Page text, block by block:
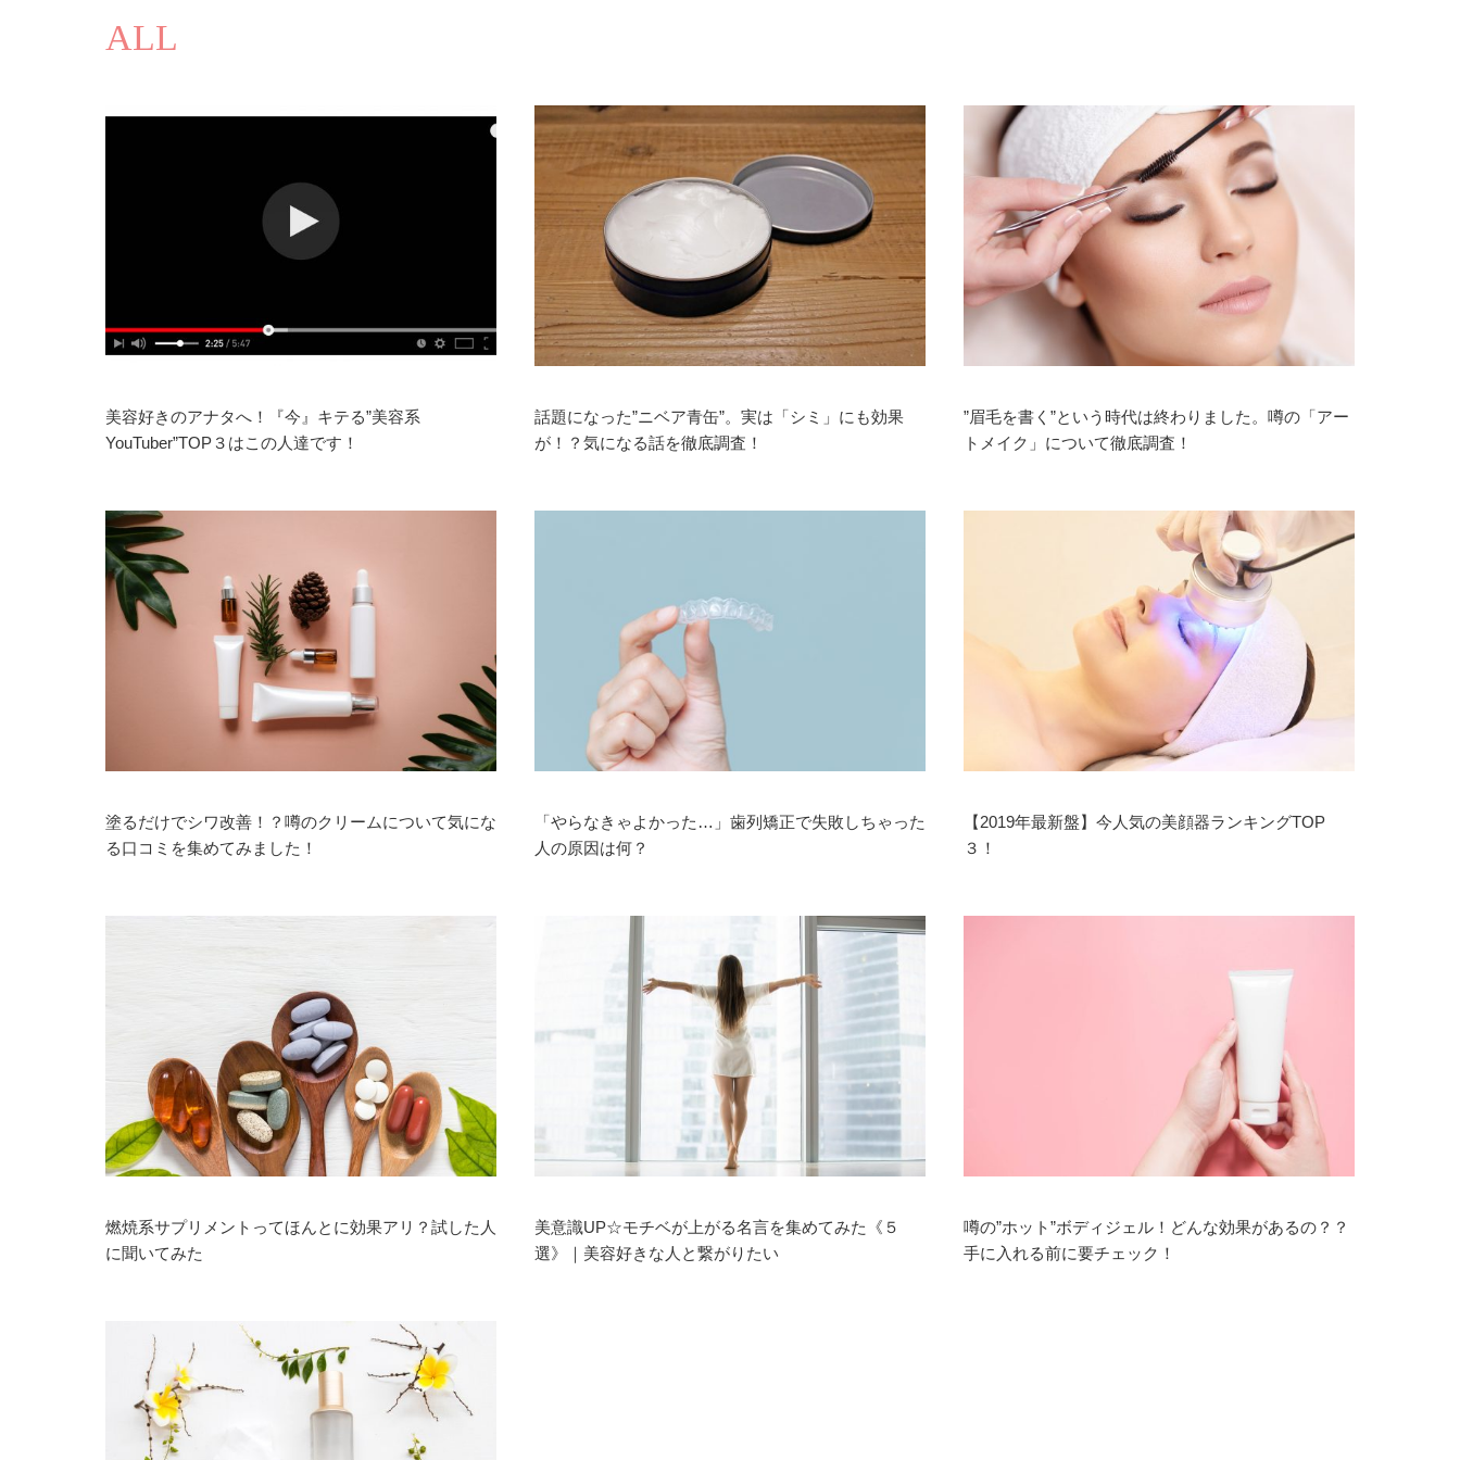
ALL
美容好きのアナタへ！『今』キテる”美容系
YouTuber”TOP３はこの人達です！
話題になった”ニベア青缶”。実は「シミ」にも効果
が！？気になる話を徹底調査！
”眉毛を書く”という時代は終わりました。噂の「アー
トメイク」について徹底調査！
塗るだけでシワ改善！？噂のクリームについて気にな
る口コミを集めてみました！
「やらなきゃよかった…」歯列矯正で失敗しちゃった
人の原因は何？
【2019年最新盤】今人気の美顔器ランキングTOP
３！
燃焼系サプリメントってほんとに効果アリ？試した人
に聞いてみた
美意識UP☆モチベが上がる名言を集めてみた《５
選》｜美容好きな人と繋がりたい
噂の”ホット”ボディジェル！どんな効果があるの？？
手に入れる前に要チェック！